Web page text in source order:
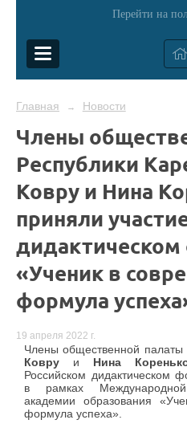
Перейти на
Главная → Новости
Члены
Республики
Ковру и Нина
приняли
«Ученик в
формула
19 апреля 2022 г.
Члены общественной палаты
Ковру и Нина
Российском дидактическом
в рамках
академии образования
формула успеха».